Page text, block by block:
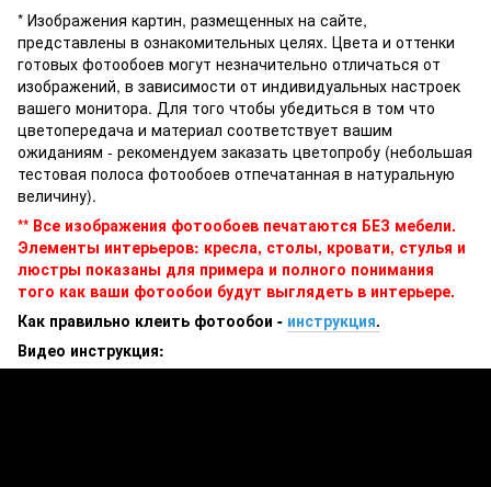
* Изображения картин, размещенных на сайте,
представлены в ознакомительных целях. Цвета и оттенки
готовых фотообоев могут незначительно отличаться от
изображений, в зависимости от индивидуальных настроек
вашего монитора. Для того чтобы убедиться в том что
цветопередача и материал соответствует вашим
ожиданиям - рекомендуем заказать цветопробу (небольшая
тестовая полоса фотообоев отпечатанная в натуральную
величину).
** Все изображения фотообоев печатаются БЕЗ мебели.
Элементы интерьеров: кресла, столы, кровати, стулья и
люстры показаны для примера и полного понимания
того как ваши фотообои будут выглядеть в интерьере.
Как правильно клеить фотообои - инструкция.
Видео инструкция: